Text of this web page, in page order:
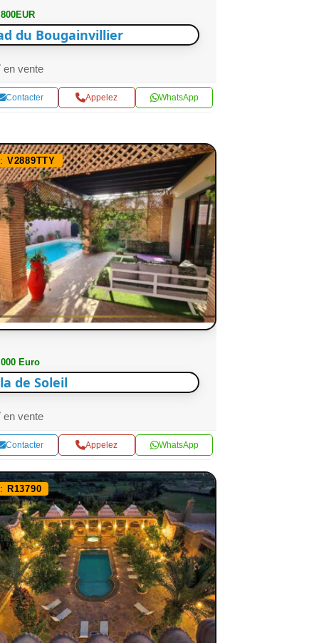
du Bougainvillier
en vente
Contacter Appelez WhatsApp
V2889TTY
Euro
de Soleil
en vente
Contacter Appelez WhatsApp
R13790